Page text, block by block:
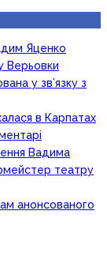
Яценко
Верьовки
у зв’язку з
в Карпатах
Вадима
театру
анонсованого